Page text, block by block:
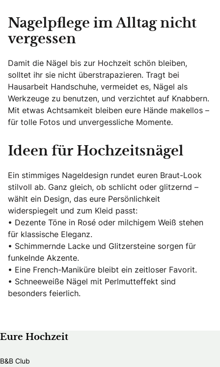
Nagelpflege im Alltag nicht
vergessen
Damit die Nägel bis zur Hochzeit schön bleiben,
solltet ihr sie nicht überstrapazieren. Tragt bei
Hausarbeit Handschuhe, vermeidet es, Nägel als
Werkzeuge zu benutzen, und verzichtet auf Knabbern.
Mit etwas Achtsamkeit bleiben eure Hände makellos –
für tolle Fotos und unvergessliche Momente.
Ideen für Hochzeitsnägel
Ein stimmiges Nageldesign rundet euren Braut-Look
stilvoll ab. Ganz gleich, ob schlicht oder glitzernd –
wählt ein Design, das eure Persönlichkeit
widerspiegelt und zum Kleid passt:
• Dezente Töne in Rosé oder milchigem Weiß stehen
für klassische Eleganz.
• Schimmernde Lacke und Glitzersteine sorgen für
funkelnde Akzente.
• Eine French-Maniküre bleibt ein zeitloser Favorit.
• Schneeweiße Nägel mit Perlmutteffekt sind
besonders feierlich.
Eure Hochzeit
B&B Club